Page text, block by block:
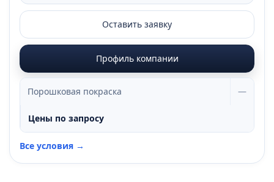
Оставить заявку
Профиль компании
Порошковая покраска —
Цены по запросу
Все условия →